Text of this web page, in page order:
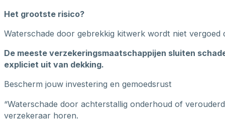
Het grootste risico?
Waterschade door gebrekkig kitwerk wordt niet
De meeste verzekeringsmaatschappijen sluiten
expliciet uit van dekking.
Bescherm jouw investering en gemoedsrust
“Waterschade door achterstallig onderhoud of
verzekeraar horen.